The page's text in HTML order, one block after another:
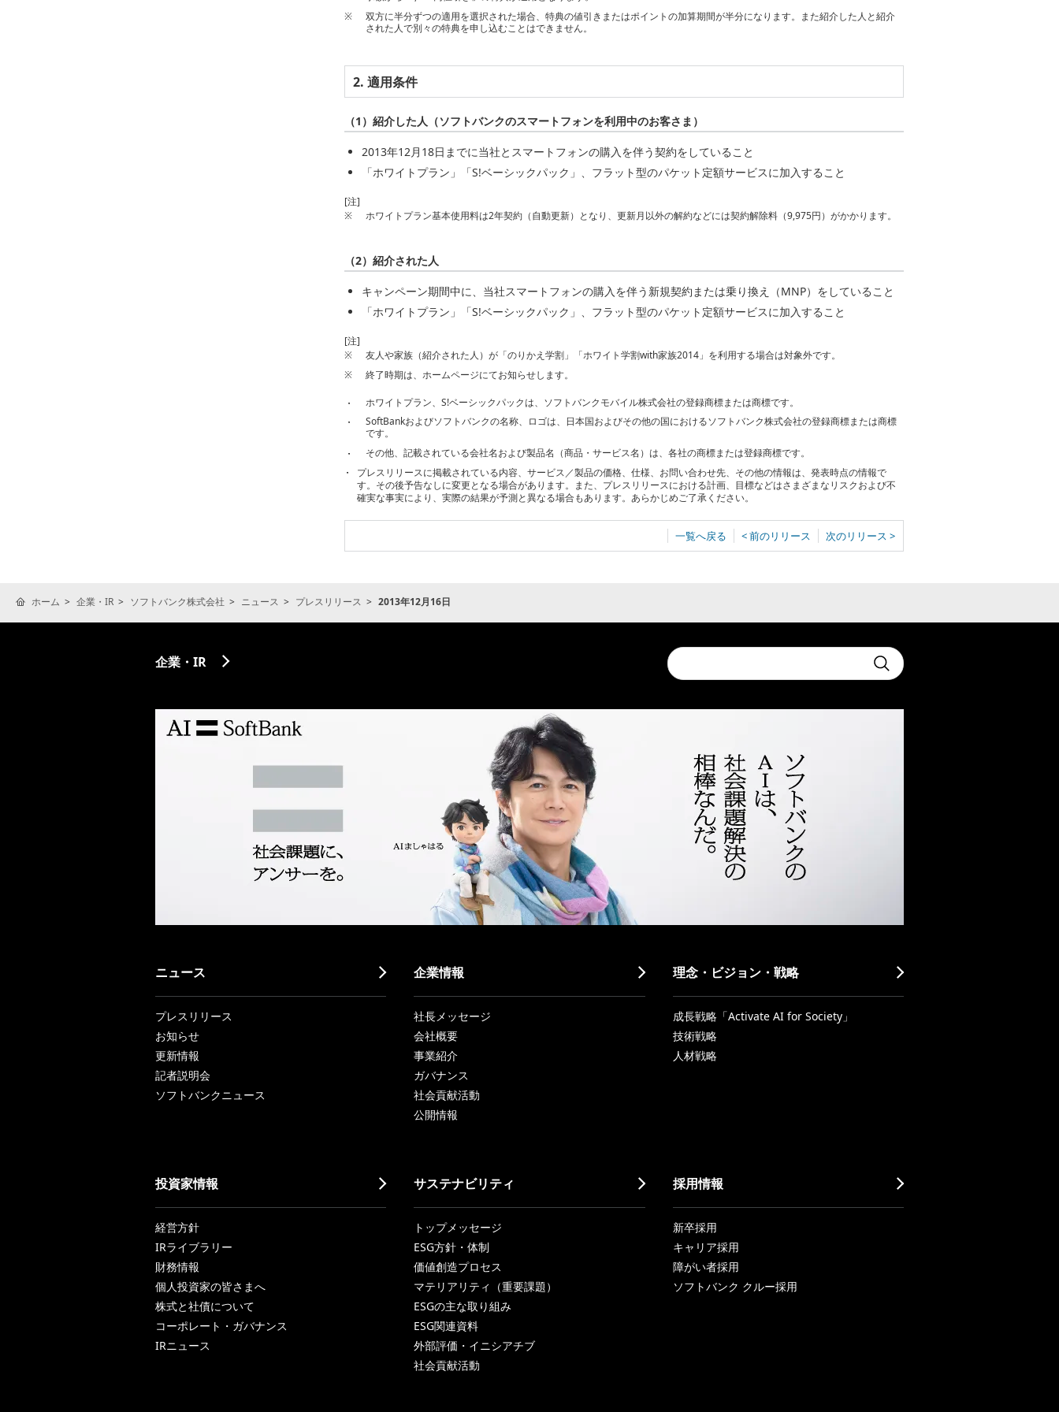
※
双方に半分ずつの適用を選択された場合、特典の値引きまたはポイントの加算期間が半分になります。また紹介した人と紹介
された人で別々の特典を申し込むことはできません。
2. 適用条件
（1）紹介した人（ソフトバンクのスマートフォンを利用中のお客さま）
2013年12月18日までに当社とスマートフォンの購入を伴う契約をしていること
「ホワイトプラン」「S!ベーシックパック」、フラット型のパケット定額サービスに加入すること
[注]
※
ホワイトプラン基本使用料は2年契約（自動更新）となり、更新月以外の解約などには契約解除料（9,975円）がかかります。
（2）紹介された人
キャンペーン期間中に、当社スマートフォンの購入を伴う新規契約または乗り換え（MNP）をしていること
「ホワイトプラン」「S!ベーシックパック」、フラット型のパケット定額サービスに加入すること
[注]
※
友人や家族（紹介された人）が「のりかえ学割」「ホワイト学割with家族2014」を利用する場合は対象外です。
※
終了時期は、ホームページにてお知らせします。
ホワイトプラン、S!ベーシックパックは、ソフトバンクモバイル株式会社の登録商標または商標です。
SoftBankおよびソフトバンクの名称、ロゴは、日本国およびその他の国におけるソフトバンク株式会社の登録商標または商標
です。
その他、記載されている会社名および製品名（商品・サービス名）は、各社の商標または登録商標です。
プレスリリースに掲載されている内容、サービス／製品の価格、仕様、お問い合わせ先、その他の情報は、発表時点の情報で
す。その後予告なしに変更となる場合があります。また、プレスリリースにおける計画、目標などはさまざまなリスクおよび不
確実な事実により、実際の結果が予測と異なる場合もあります。あらかじめご了承ください。
一覧へ戻る < 前のリリース 次のリリース >
ホーム 企業・IR ソフトバンク株式会社 ニュース プレスリリース 2013年12月16日
Conduct
a
search
Submit
企業・IR
ニュース
プレスリリース
お知らせ
更新情報
記者説明会
ソフトバンクニュース
企業情報
社長メッセージ
会社概要
事業紹介
ガバナンス
社会貢献活動
公開情報
理念・ビジョン・戦略
成長戦略「Activate AI for Society」
技術戦略
人材戦略
投資家情報
経営方針
IRライブラリー
財務情報
個人投資家の皆さまへ
株式と社債について
コーポレート・ガバナンス
IRニュース
サステナビリティ
トップメッセージ
ESG方針・体制
価値創造プロセス
マテリアリティ（重要課題）
ESGの主な取り組み
ESG関連資料
外部評価・イニシアチブ
社会貢献活動
採用情報
新卒採用
キャリア採用
障がい者採用
ソフトバンク クルー採用